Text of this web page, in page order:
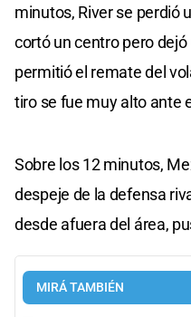
minutos, River se perdió
cortó un centro pero
permitió el remate del
tiro se fue muy alto ante
Sobre los 12 minutos,
despeje de la defensa
desde afuera del área,
MIRÁ TAMBIÉN